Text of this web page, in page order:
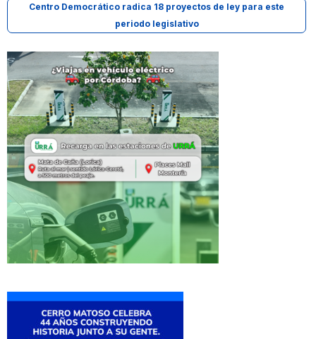
Centro Democrático radica 18 proyectos de ley para este
periodo legislativo